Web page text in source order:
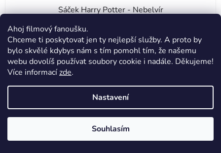
Ahoj filmový fanoušku.
Chceme ti poskytovat jen ty nejlepší služby. A proto by
bylo skvělé kdybys nám s tím pomohl tím, že našemu
webu dovolíš používat soubory cookie i nadále. Děkujeme!
Více informacízde.
Nastavení
Souhlasím
Sáček Harry Potter - Nebelvír
174 Kč